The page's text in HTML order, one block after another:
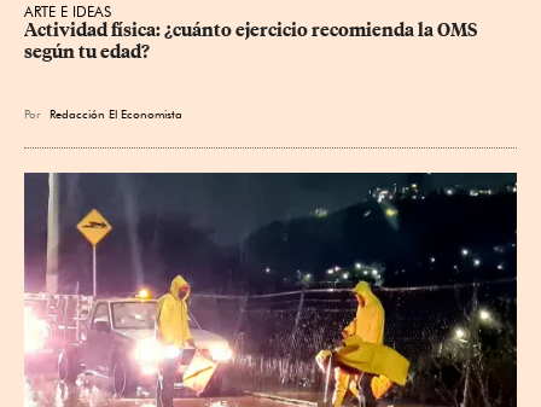
ARTE E IDEAS
Actividad física: ¿cuánto ejercicio recomienda la OMS
según tu edad?
Por Redacción El Economista